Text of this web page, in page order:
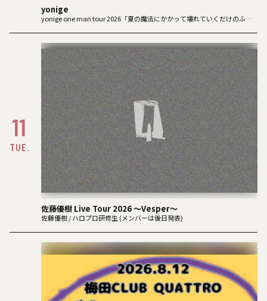
yonige
yonige one man tour 2026「夏の魔法にかかって壊れていくだけのふた
11
TUE.
佐藤優樹 Live Tour 2026 〜Vesper〜
佐藤優樹 / ハロプロ研修生 (メンバーは後日発表)